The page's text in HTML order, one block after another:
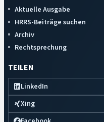
Aktuelle Ausgabe
HRRS-Beiträge suchen
Archiv
Rechtsprechung
TEILEN
LinkedIn
Xing